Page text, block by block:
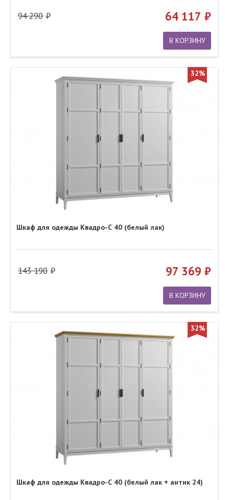
94 290 64 117
В КОРЗИНУ
32%
Шкаф для одежды Квадро-С 40 (белый лак)
143 190 97 369
В КОРЗИНУ
32%
Шкаф для одежды Квадро-С 40 (белый лак + антик 24)